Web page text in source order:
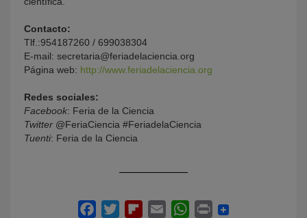
Contacto:
Tlf.:954187260 / 699038304
E-mail: secretaria@feriadelaciencia.org
Página web: http://www.feriadelaciencia.org
Redes sociales:
Facebook: Feria de la Ciencia
Twitter @FeriaCiencia #FeriadelaCiencia
Tuenti: Feria de la Ciencia